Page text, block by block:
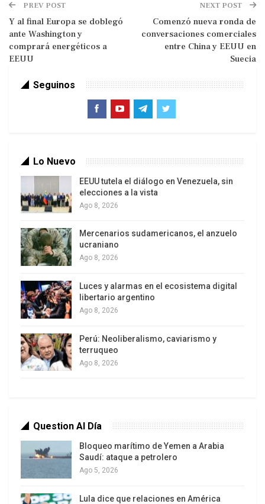
desarrollo sostenible. La propuesta busca
garantizar a cada boliviano “el derecho a no vivir
endeudado” y a contar con un Estado eficiente,
ético y al servicio del pueblo.
“La estabilidad no es una promesa, es una
necesidad”, enfatiza el Plan de Acción Nacional,
centrado en reencauzar el modelo económico
que se ratifica el compromiso con una economía
productiva, diversa, planificada y con soberanía
nacional.
En el plano económico inmediato, su propuesta de
Plan de Acción Inmediata Sostenible (PAIS)
medidas concretas: abastecimiento de
PREV POST
Y al final Europa se doblegó
ante Washington y
comprará energéticos a
EEUU
NEXT POST
Comenzó nueva ronda de
conversaciones comerciales
entre China y EEUU en
Suecia
Seguinos
Lo Nuevo
EEUU tutela el diálogo en Venezuela, sin
elecciones a la vista
Ago 8, 2026
Mercenarios sudamericanos, el anzuelo
ucraniano
Ago 8, 2026
Luces y alarmas en el ecosistema digital
libertario argentino
Ago 8, 2026
Perú: Neoliberalismo, caviarismo y
terruqueo
Ago 8, 2026
Question Al Día
Bloqueo marítimo de Yemen a Arabia
Saudí: ataque a petrolero
Ago 5, 2026
Lula dice que relaciones en América